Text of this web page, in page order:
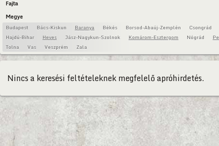
Fajta
Megye
Budapest Bács-Kiskun Baranya Békés Borsod-Abaúj-Zemplén
Csongrád
Hajdú-Bihar
Heves Jász-Nagykun-Szolnok Komárom-Esztergom Nógrád
Tolna
Vas Veszprém Zala
Nincs a keresési feltételeknek megfelelő apróhirdetés.